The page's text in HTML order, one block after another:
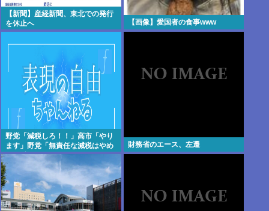
【新聞】産経新聞、東北での発行
を休止へ
【画像】愛国者の食事www
野党「減税しろ！！」高市「やり
ます」野党「無責任な減税はやめ
ろ！財源はどうする 」
財務省のエース、左遷